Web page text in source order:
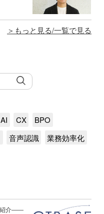
もっと見る/一覧で見る
AI CX
BPO
音声認識 業務効率化
紹介――